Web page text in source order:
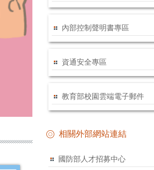
內部控制聲明書專區
資通安全專區
教育部校園雲端電子郵件
相關外部網站連結
國防部人才招募中心